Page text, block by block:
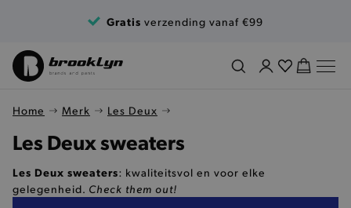
Gratis verzending vanaf €99
Home Merk Les Deux
Les Deux sweaters: kwaliteitsvol en voor elke
gelegenheid. Check them out!
Les Deux sweaters